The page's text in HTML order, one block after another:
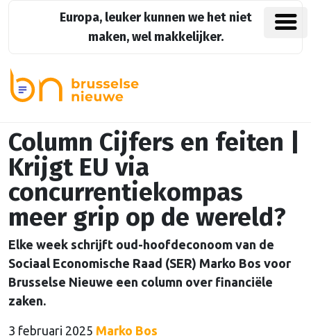
Europa, leuker kunnen we het niet
maken, wel makkelijker.
Column Cijfers en feiten |
Krijgt EU via
concurrentiekompas
meer grip op de wereld?
Elke week schrijft oud-hoofdeconoom van de
Sociaal Economische Raad (SER) Marko Bos voor
Brusselse Nieuwe een column over financiële
zaken.
3 februari 2025 Marko Bos